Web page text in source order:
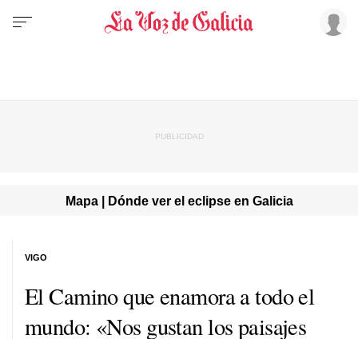
Mapa | Dónde ver el eclipse en Galicia
El Camino que enamora a todo el
mundo: «Nos gustan los paisajes
VIGO